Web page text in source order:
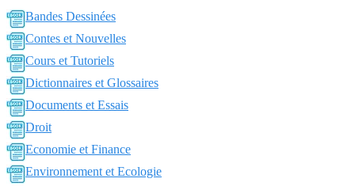
Bandes Dessinées
Contes et Nouvelles
Cours et Tutoriels
Dictionnaires et Glossaires
Documents et Essais
Droit
Economie et Finance
Environnement et Ecologie